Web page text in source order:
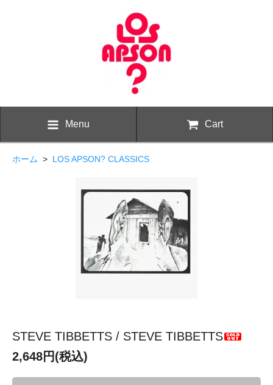
Menu Cart
ホーム > LOS APSON? CLASSICS
STEVE TIBBETTS / STEVE TIBBETTS
2,648円(税込)